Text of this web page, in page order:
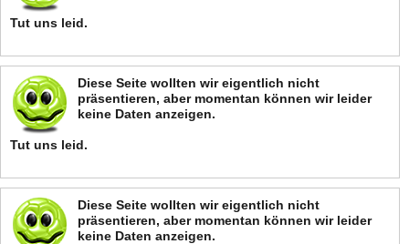
Tut uns leid.
Diese Seite wollten wir eigentlich nicht
präsentieren, aber momentan können wir leider
keine Daten anzeigen.
Tut uns leid.
Diese Seite wollten wir eigentlich nicht
präsentieren, aber momentan können wir leider
keine Daten anzeigen.